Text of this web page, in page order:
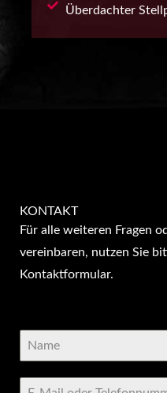
Überdachter
KON­TAKT
Für alle weiteren Fragen
vereinbaren, nutzen Sie
Kontaktformular.